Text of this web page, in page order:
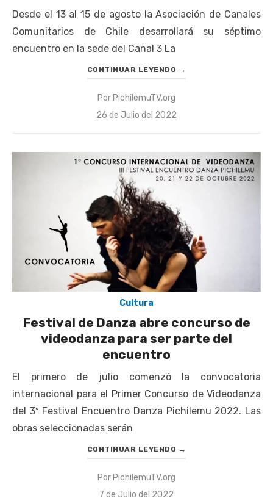
Desde el 13 al 15 de agosto la Asociación de Canales
Comunitarios de Chile desarrollará su séptimo
encuentro en la sede del Canal 3 La
CONTINUAR LEYENDO →
Por PichilemuTV.org
Publicado
26 de Julio del 2022
Cultura
Festival de Danza abre concurso de
videodanza para ser parte del
encuentro
El primero de julio comenzó la convocatoria
internacional para el Primer Concurso de Videodanza
del 3º Festival Encuentro Danza Pichilemu 2022. Las
obras seleccionadas serán
CONTINUAR LEYENDO →
Por PichilemuTV.org
Publicado
7 de Julio del 2022